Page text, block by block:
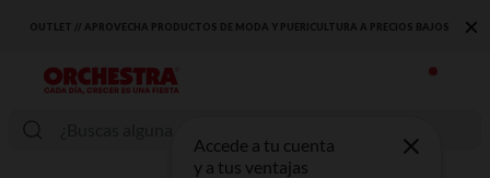
DESCUBRE LA NUEVA COLECCIÓN
Y PUERICULTURA A PRECIOS BAJOS ×
Accede a tu cuenta
y a tus ventajas